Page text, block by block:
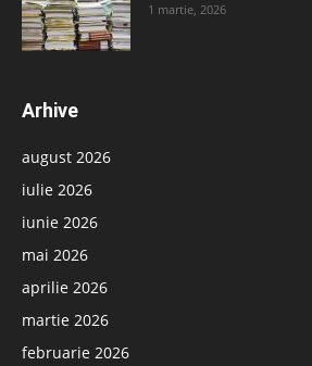
1 martie, 2026
Arhive
august 2026
iulie 2026
iunie 2026
mai 2026
aprilie 2026
martie 2026
februarie 2026